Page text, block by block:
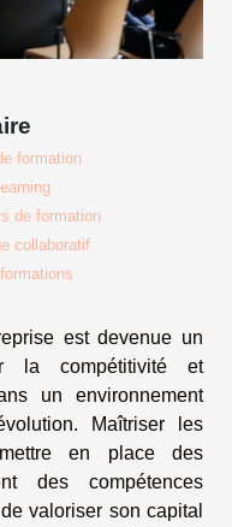
formation
de formation
collaboratif
est devenue un
la compétitivité et
un environnement
Maîtriser les
en place des
des compétences
valoriser son capital